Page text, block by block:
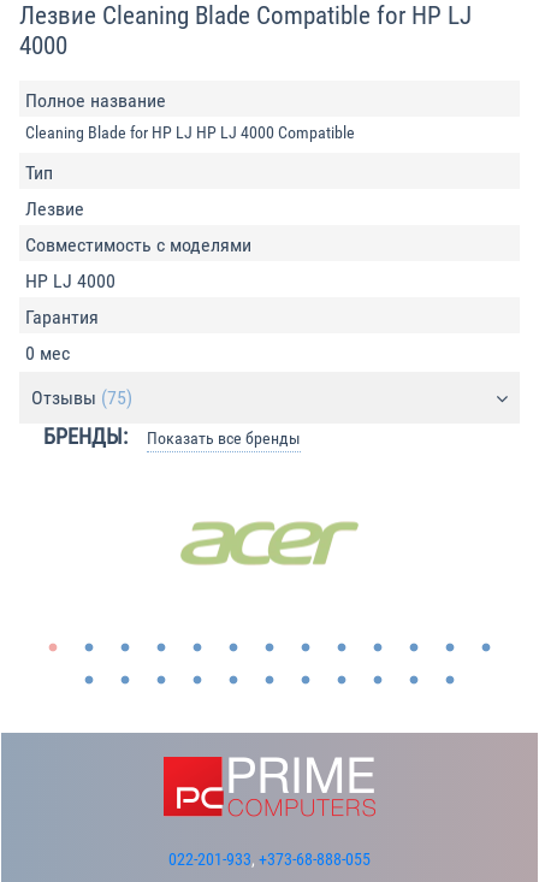
Лезвие Cleaning Blade Compatible for HP LJ
4000
Полное название
Cleaning Blade for HP LJ HP LJ 4000 Compatible
Тип
Лезвие
Совместимость с моделями
HP LJ 4000
Гарантия
0 мес
Отзывы (75)
БРЕНДЫ: Показать все бренды
022-201-933, +373-68-888-055